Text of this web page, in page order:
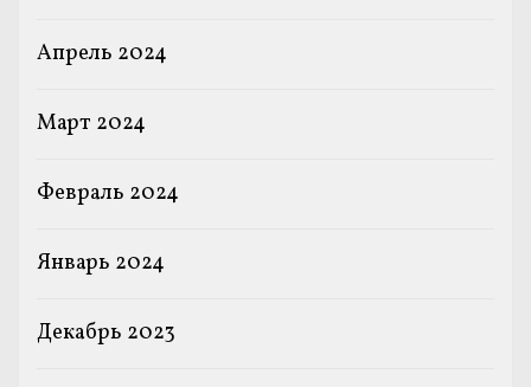
Апрель 2024
Март 2024
Февраль 2024
Январь 2024
Декабрь 2023